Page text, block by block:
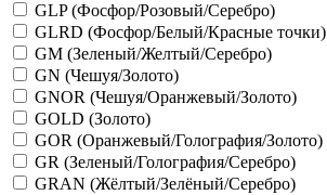
GLP (Фосфор/Розовый/Серебро)
GLRD (Фосфор/Белый/Красные точки)
GM (Зеленый/Желтый/Серебро)
GN (Чешуя/Золото)
GNOR (Чешуя/Оранжевый/Золото)
GOLD (Золото)
GOR (Оранжевый/Голография/Золото)
GR (Зеленый/Голография/Серебро)
GRAN (Жёлтый/Зелёный/Серебро)